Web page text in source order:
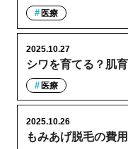
医療
シワを育てる？肌
2025.10.27
医療
もみあげ脱毛の費
2025.10.26